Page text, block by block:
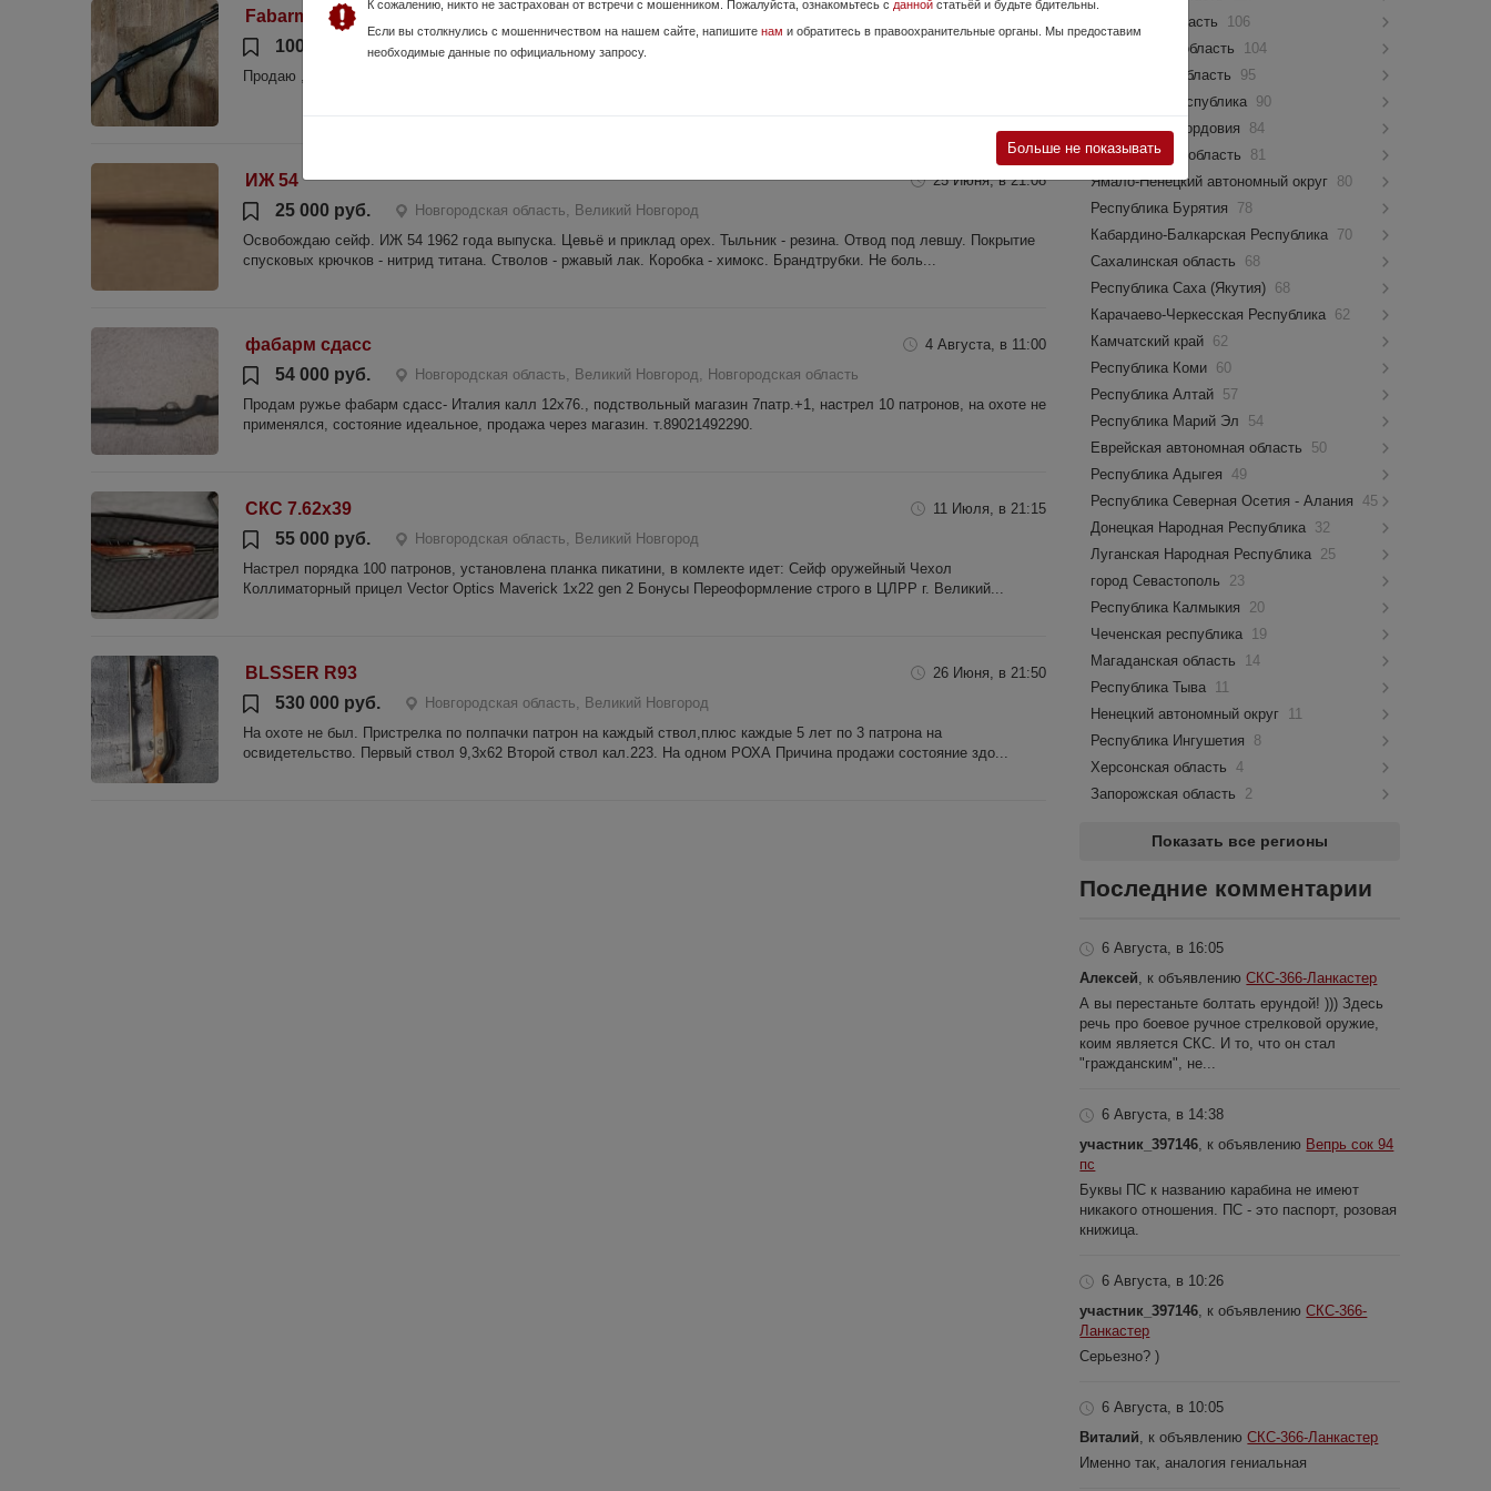
Fabarm sat 8 pro 28 Мая, в 11:43
100 000 руб.
Новгородская область, Нижний Новгород
Продаю , состоянии идеал !
ИЖ 54 25 Июня, в 21:08
25 000 руб.
Новгородская область, Великий Новгород
Освобождаю сейф. ИЖ 54 1962 года выпуска. Цевьё и приклад орех. Тыльник - резина. Отвод под левшу. Покрытие
спусковых крючков - нитрид титана. Стволов - ржавый лак. Коробка - химокс. Брандтрубки. Не боль...
фабарм сдасс 4 Августа, в 11:00
54 000 руб.
Новгородская область, Великий Новгород, Новгородская область
Продам ружье фабарм сдасс- Италия калл 12х76., подствольный магазин 7патр.+1, настрел 10 патронов, на охоте не
применялся, состояние идеальное, продажа через магазин. т.89021492290.
СКС 7.62х39 11 Июля, в 21:15
55 000 руб.
Новгородская область, Великий Новгород
Настрел порядка 100 патронов, установлена планка пикатини, в комлекте идет: Сейф оружейный Чехол
Коллиматорный прицел Vector Optics Maverick 1х22 gen 2 Бонусы Переоформление строго в ЦЛРР г. Великий...
BLSSER R93 26 Июня, в 21:50
530 000 руб.
Новгородская область, Великий Новгород
На охоте не был. Пристрелка по полпачки патрон на каждый ствол,плюс каждые 5 лет по 3 патрона на
освидетельство. Первый ствол 9,3х62 Второй ствол кал.223. На одном РОХА Причина продажи состояние здо...
К сожалению, никто не застрахован от встречи с мошенником. Пожалуйста, ознакомьтесь с данной статьёй и будьте бдительны.
Если вы столкнулись с мошенничеством на нашем сайте, напишите нам и обратитесь в правоохранительные органы. Мы предоставим
необходимые данные по официальному запросу.
Больше не показывать
Псковская область
106
Костромская область
104
Мурманская область
95
Чувашская Республика 90
Республика Мордовия
84
Новгородская область
81
Ямало-Ненецкий автономный округ 80
Республика Бурятия
78
Кабардино-Балкарская Республика 70
Сахалинская область
68
Республика Саха (Якутия) 68
Карачаево-Черкесская Республика 62
Камчатский край 62
Республика Коми 60
Республика Алтай 57
Республика Марий Эл
54
Еврейская автономная область
50
Республика Адыгея
49
Республика Северная Осетия - Алания
45
Донецкая Народная Республика 32
Луганская Народная Республика 25
город Севастополь
23
Республика Калмыкия
20
Чеченская республика 19
Магаданская область
14
Республика Тыва 11
Ненецкий автономный округ 11
Республика Ингушетия
8
Херсонская область
4
Запорожская область
2
Показать все регионы
Последние комментарии
6 Августа, в 16:05
Алексей , к объявлениюСКС-366-Ланкастер
А вы перестаньте болтать ерундой! ))) Здесь
речь про боевое ручное стрелковой оружие,
коим является СКС. И то, что он стал
"гражданским", не...
6 Августа, в 14:38
участник_397146 , к объявлению Вепрь сок 94
пс
Буквы ПС к названию карабина не имеют
никакого отношения. ПС - это паспорт, розовая
книжица.
6 Августа, в 10:26
участник_397146 , к объявлениюСКС-366-
Ланкастер
Серьезно? )
6 Августа, в 10:05
Виталий , к объявлениюСКС-366-Ланкастер
Именно так, аналогия гениальная